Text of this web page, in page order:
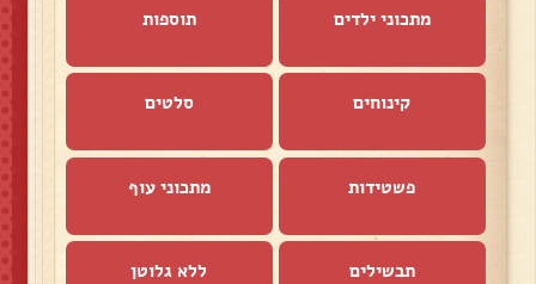
מתכוני ילדים תוספות
קינוחים סלטים
פשטידות מתכוני עוף
תבשילים ללא גלוטן